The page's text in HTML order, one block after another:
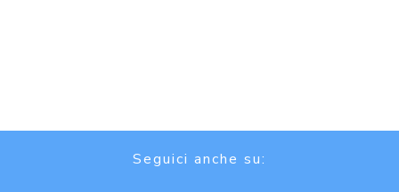
Seguici anche su: